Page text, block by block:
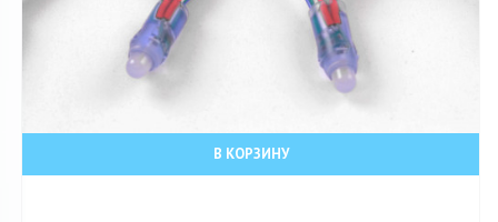
В КОРЗИНУ